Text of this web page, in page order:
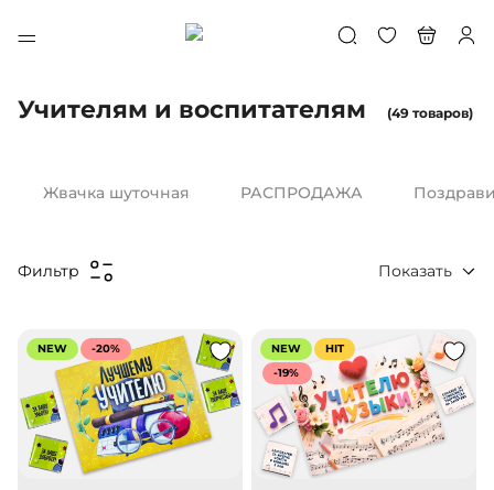
Учителям и воспитателям (49 товаров)
Жвачка шуточная РАСПРОДАЖА
Фильтр Показать
NEW -20% NEW
HIT
-19%